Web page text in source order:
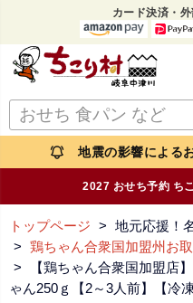
カード決済・
地震の影響による
2027 おせち予約 ち
トップページ
地元応援！
鶏ちゃん合衆国加盟州お
【鶏ちゃん合衆国加盟
ゃん250ｇ【2～3人前】【冷凍